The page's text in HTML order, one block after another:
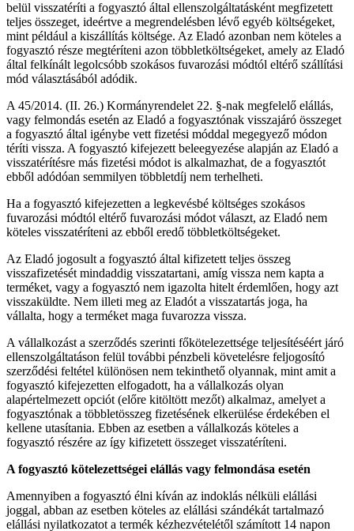
belül visszatéríti a fogyasztó által ellenszolgáltatásként megfizetett
teljes összeget, ideértve a megrendelésben lévő egyéb költségeket,
mint például a kiszállítás költsége. Az Eladó azonban nem köteles a
fogyasztó része megtéríteni azon többletköltségeket, amely az Eladó
által felkínált legolcsóbb szokásos fuvarozási módtól eltérő szállítási
mód választásából adódik.
A 45/2014. (II. 26.) Kormányrendelet 22. §-nak megfelelő elállás,
vagy felmondás esetén az Eladó a fogyasztónak visszajáró összeget
a fogyasztó által igénybe vett fizetési móddal megegyező módon
téríti vissza. A fogyasztó kifejezett beleegyezése alapján az Eladó a
visszatérítésre más fizetési módot is alkalmazhat, de a fogyasztót
ebből adódóan semmilyen többletdíj nem terhelheti.
Ha a fogyasztó kifejezetten a legkevésbé költséges szokásos
fuvarozási módtól eltérő fuvarozási módot választ, az Eladó nem
köteles visszatéríteni az ebből eredő többletköltségeket.
Az Eladó jogosult a fogyasztó által kifizetett teljes összeg
visszafizetését mindaddig visszatartani, amíg vissza nem kapta a
terméket, vagy a fogyasztó nem igazolta hitelt érdemlően, hogy azt
visszaküldte. Nem illeti meg az Eladót a visszatartás joga, ha
vállalta, hogy a terméket maga fuvarozza vissza.
A vállalkozást a szerződés szerinti főkötelezettsége teljesítéséért járó
ellenszolgáltatáson felül további pénzbeli követelésre feljogosító
szerződési feltétel különösen nem tekinthető olyannak, mint amit a
fogyasztó kifejezetten elfogadott, ha a vállalkozás olyan
alapértelmezett opciót (előre kitöltött mezőt) alkalmaz, amelyet a
fogyasztónak a többletösszeg fizetésének elkerülése érdekében el
kellene utasítania. Ebben az esetben a vállalkozás köteles a
fogyasztó részére az így kifizetett összeget visszatéríteni.
A fogyasztó kötelezettségei elállás vagy felmondása esetén
Amennyiben a fogyasztó élni kíván az indoklás nélküli elállási
joggal, abban az esetben köteles az elállási szándékát tartalmazó
elállási nyilatkozatot a termék kézhezvételétől számított 14 napon